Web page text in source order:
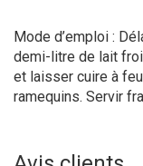
Mode d’emploi :
demi-litre de lait
et laisser cuire à
ramequins. Servir